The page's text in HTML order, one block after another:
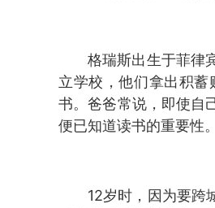
格瑞斯出生于菲律
立学校，他们拿出积
书。爸爸常说，即使自
便已知道读书的重要性。
12岁时，因为要跨